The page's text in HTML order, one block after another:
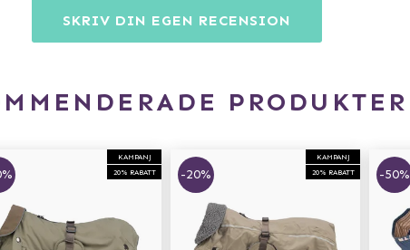
SKRIV DIN EGEN RECENSION
PRODUKTER
KAMPANJ
20% RABATT
KAMPANJ
20% RABATT
-20% -50%